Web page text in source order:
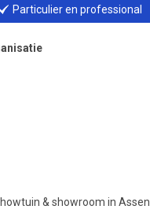
Particulier en professional
& showroom in Assen